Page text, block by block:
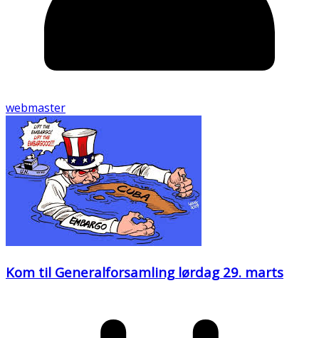
webmaster
Kom til Generalforsamling lørdag 29. marts